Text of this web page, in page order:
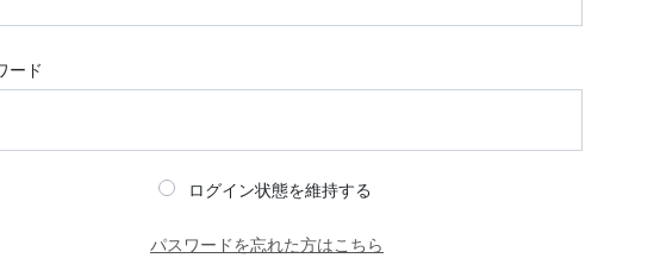
ード
ログイン状態を維持する
パスワードを忘れた方はこちら